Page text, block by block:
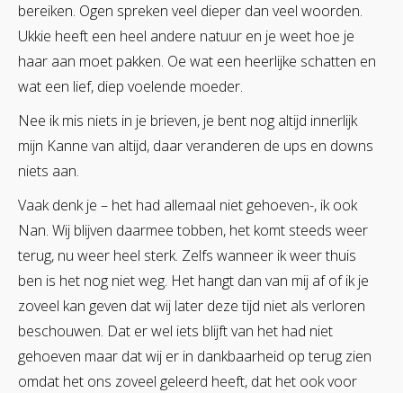
bereiken. Ogen spreken veel dieper dan veel woorden.
Ukkie heeft een heel andere natuur en je weet hoe je
haar aan moet pakken. Oe wat een heerlijke schatten en
wat een lief, diep voelende moeder.
Nee ik mis niets in je brieven, je bent nog altijd innerlijk
mijn Kanne van altijd, daar veranderen de ups en downs
niets aan.
Vaak denk je – het had allemaal niet gehoeven-, ik ook
Nan. Wij blijven daarmee tobben, het komt steeds weer
terug, nu weer heel sterk. Zelfs wanneer ik weer thuis
ben is het nog niet weg. Het hangt dan van mij af of ik je
zoveel kan geven dat wij later deze tijd niet als verloren
beschouwen. Dat er wel iets blijft van het had niet
gehoeven maar dat wij er in dankbaarheid op terug zien
omdat het ons zoveel geleerd heeft, dat het ook voor